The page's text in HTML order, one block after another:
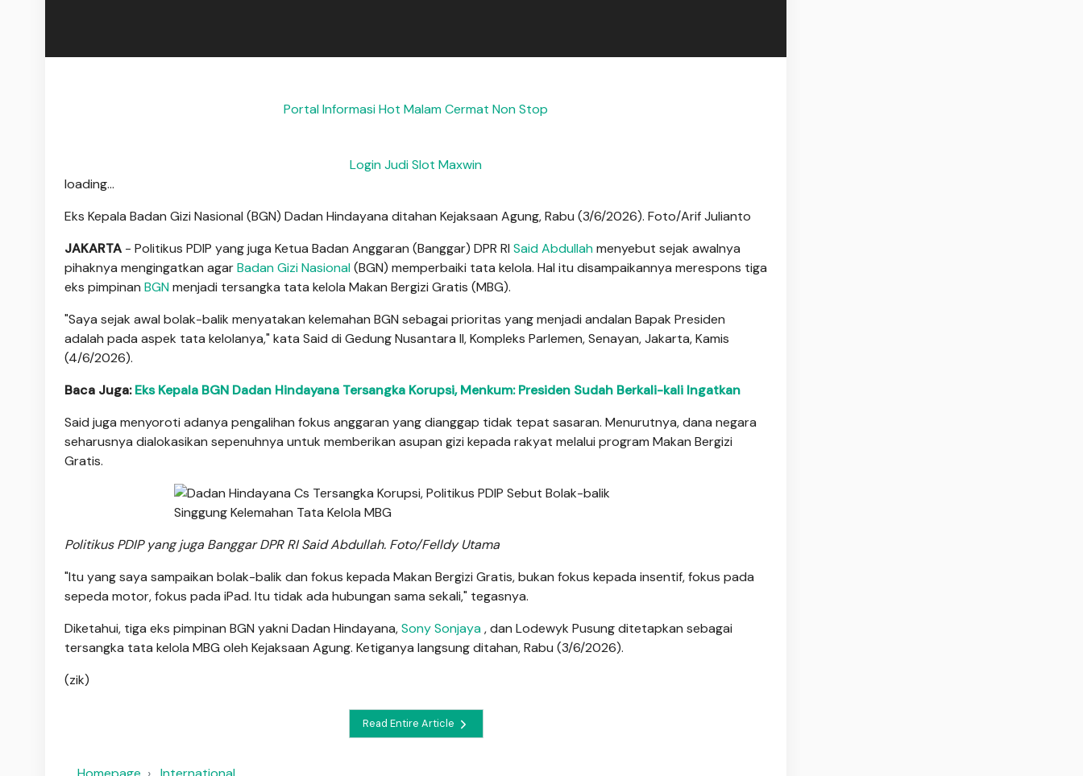
Portal Informasi Hot Malam Cermat Non Stop
Login Judi Slot Maxwin
loading...
Eks Kepala Badan Gizi Nasional (BGN) Dadan Hindayana ditahan Kejaksaan Agung, Rabu (3/6/2026). Foto/Arif Julianto
JAKARTA - Politikus PDIP yang juga Ketua Badan Anggaran (Banggar) DPR RI Said Abdullahmenyebut sejak awalnya
pihaknya mengingatkan agarBadan Gizi Nasional(BGN) memperbaiki tata kelola. Hal itu disampaikannya merespons tiga
eks pimpinan BGNmenjadi tersangka tata kelola Makan Bergizi Gratis (MBG).
"Saya sejak awal bolak-balik menyatakan kelemahan BGN sebagai prioritas yang menjadi andalan Bapak Presiden
adalah pada aspek tata kelolanya," kata Said di Gedung Nusantara II, Kompleks Parlemen, Senayan, Jakarta, Kamis
(4/6/2026).
Baca Juga:Eks Kepala BGN Dadan Hindayana Tersangka Korupsi, Menkum: Presiden Sudah Berkali-kali Ingatkan
Said juga menyoroti adanya pengalihan fokus anggaran yang dianggap tidak tepat sasaran. Menurutnya, dana negara
seharusnya dialokasikan sepenuhnya untuk memberikan asupan gizi kepada rakyat melalui program Makan Bergizi
Gratis.
Politikus PDIP yang juga Banggar DPR RI Said Abdullah. Foto/Felldy Utama
"Itu yang saya sampaikan bolak-balik dan fokus kepada Makan Bergizi Gratis, bukan fokus kepada insentif, fokus pada
sepeda motor, fokus pada iPad. Itu tidak ada hubungan sama sekali," tegasnya.
Diketahui, tiga eks pimpinan BGN yakni Dadan Hindayana,Sony Sonjaya, dan Lodewyk Pusung ditetapkan sebagai
tersangka tata kelola MBG oleh Kejaksaan Agung. Ketiganya langsung ditahan, Rabu (3/6/2026).
(zik)
Read Entire Article